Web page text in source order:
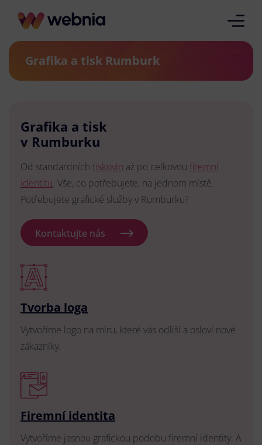
Grafika a tisk Rumburk
Grafika a tisk
v Rumburku
Od standardních tiskovin až po celkovou firemní
identitu. Vše, co potřebujete, na jednom místě.
Potřebujete grafické služby v Rumburku?
Kontaktujte nás
Tvorba loga
Vytvoříme logo na míru, které vás odliší a osloví nové
zákazníky.
Firemní identita
Vytvoříme jasnou grafickou podobu firemní identity. A